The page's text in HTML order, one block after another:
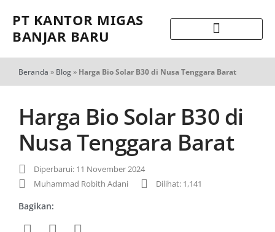
PT KANTOR MIGAS
BANJAR BARU
Beranda » Blog» Harga Bio Solar B30 di Nusa Tenggara Barat
Harga Bio Solar B30 di
Nusa Tenggara Barat
Diperbarui: 11 November 2024
Muhammad Robith Adani
Dilihat: 1,141
Bagikan: